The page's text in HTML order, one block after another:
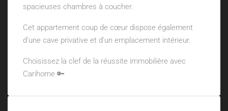
spacieuses chambres à coucher.
Cet appartement coup de cœur dispose également
d’une cave privative et d’un emplacement intérieur.
Choisissez la clef de la réussite immobilière avec
Carihome 🔑